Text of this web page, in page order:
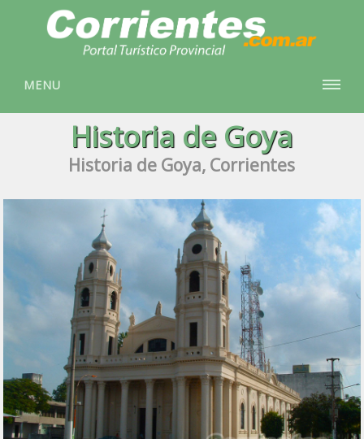
MENU
Historia de Goya
Historia de Goya, Corrientes